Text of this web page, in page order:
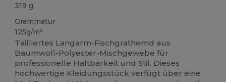
319 g.
Grammatur
125g/m²
Tailliertes Langarm-Fischgrathemd aus
Baumwoll-Polyester-Mischgewebe für
professionelle Haltbarkeit und Stil. Dieses
hochwertige Kleidungsstück verfügt über eine